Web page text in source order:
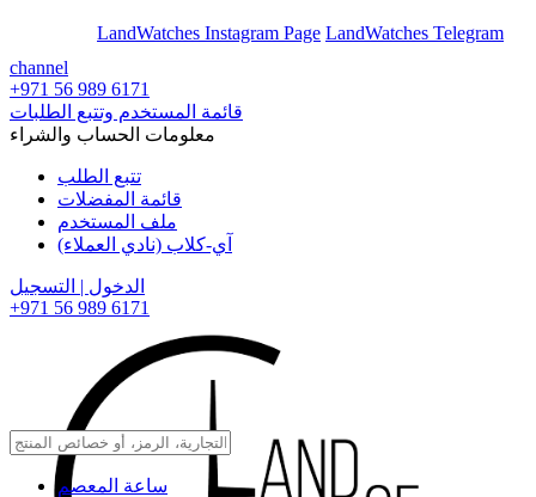
LandWatches Instagram Page LandWatches Telegram
channel
+971 56 989 6171
قائمة المستخدم وتتبع الطلبات
معلومات الحساب والشراء
تتبع الطلب
قائمة المفضلات
ملف المستخدم
آي-كلاب (نادي العملاء)
الدخول | التسجيل
+971 56 989 6171
ساعة المعصم